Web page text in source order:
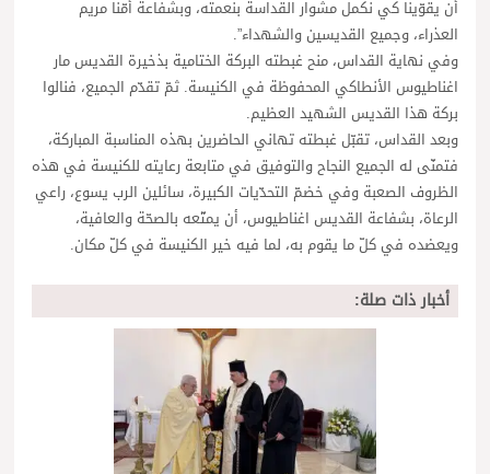
أن يقوّينا كي نكمل مشوار القداسة بنعمته، وبشفاعة أمّنا مريم
العذراء، وجميع القديسين والشهداء”.
وفي نهاية القداس، منح غبطته البركة الختامية بذخيرة القديس مار
اغناطيوس الأنطاكي المحفوظة في الكنيسة. ثمّ تقدّم الجميع، فنالوا
بركة هذا القديس الشهيد العظيم.
وبعد القداس، تقبّل غبطته تهاني الحاضرين بهذه المناسبة المباركة،
فتمنّى له الجميع النجاح والتوفيق في متابعة رعايته للكنيسة في هذه
الظروف الصعبة وفي خضمّ التحدّيات الكبيرة، سائلين الرب يسوع، راعي
الرعاة، بشفاعة القديس اغناطيوس، أن يمتّعه بالصحّة والعافية،
ويعضده في كلّ ما يقوم به، لما فيه خير الكنيسة في كلّ مكان.
أخبار ذات صلة: